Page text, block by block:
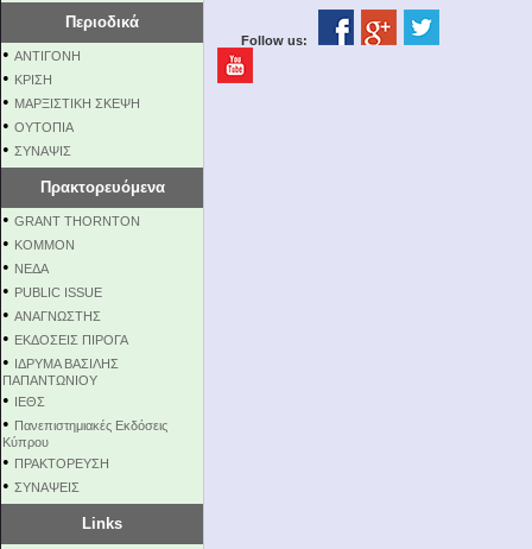
Περιοδικά
• ΑΝΤΙΓΟΝΗ
• ΚΡΙΣΗ
• ΜΑΡΞΙΣΤΙΚΗ ΣΚΕΨΗ
• ΟΥΤΟΠΙΑ
• ΣΥΝΑΨΙΣ
Πρακτορευόμενα
• GRANT THORNTON
• KOMMON
• NEΔΑ
• PUBLIC ISSUE
• ΑΝΑΓΝΩΣΤΗΣ
• ΕΚΔΟΣΕΙΣ ΠΙΡΟΓΑ
• ΙΔΡΥΜΑ ΒΑΣΙΛΗΣ
ΠΑΠΑΝΤΩΝΙΟΥ
• ΙΕΘΣ
• Πανεπιστημιακές Εκδόσεις
Κύπρου
• ΠΡΑΚΤΟΡΕΥΣΗ
• ΣΥΝΑΨΕΙΣ
Links
Follow us: